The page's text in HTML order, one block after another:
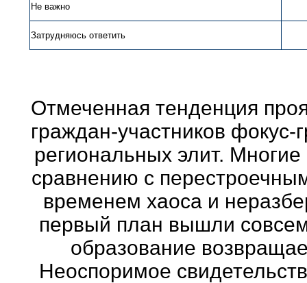
Не важно
Затрудняюсь ответить
Отмеченная тенденция
граждан-участников фокус-
региональных элит.
сравнению с
временем хаоса и
первый план вышли
образование
Неоспоримое